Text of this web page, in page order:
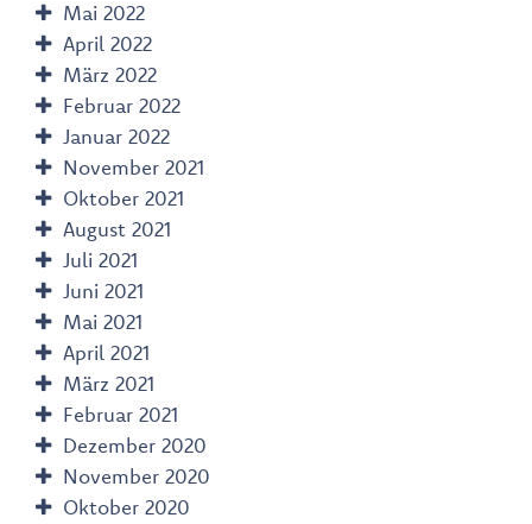
Mai 2022
April 2022
März 2022
Februar 2022
Januar 2022
November 2021
Oktober 2021
August 2021
Juli 2021
Juni 2021
Mai 2021
April 2021
März 2021
Februar 2021
Dezember 2020
November 2020
Oktober 2020